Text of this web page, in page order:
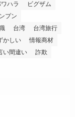
ハラ
ビグザム
プン
台湾
台湾旅行
かしい
情報商材
い間違い
詐欺